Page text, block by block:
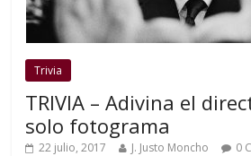
Trivia
TRIVIA – Adivina el
solo fotograma
22 julio, 2017 J. Justo Moncho 0